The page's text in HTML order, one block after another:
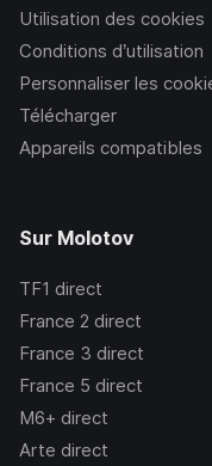
Utilisation des cookies
Conditions d’utilisation
Personnaliser les
Télécharger
Appareils compatibles
Sur Molotov
TF1 direct
France 2 direct
France 3 direct
France 5 direct
M6+ direct
Arte direct